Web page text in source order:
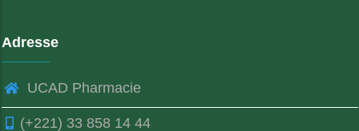
Adresse
UCAD Pharmacie
(+221) 33 858 14 44